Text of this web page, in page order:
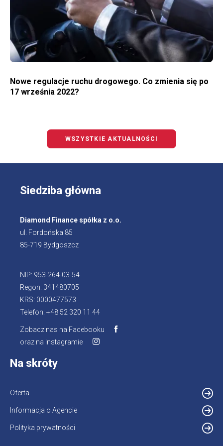
Nowe regulacje ruchu drogowego. Co zmienia się po
17 września 2022?
WSZYSTKIE AKTUALNOŚCI
Siedziba główna
Diamond Finance spółka z o.o.
ul. Fordońska 85
85-719 Bydgoszcz
NIP: 953-264-03-54
Regon: 341480705
KRS: 0000477573
Telefon: +48 52 320 11 44
Zobacz nas na Facebooku
oraz na Instagramie
Na skróty
Oferta
Informacja o Agencie
Polityka prywatności